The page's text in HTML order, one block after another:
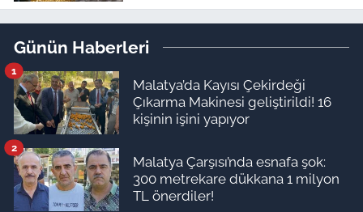
fiyatlarında tırmanış sürüyor
Günün Haberleri
Malatya’da Kayısı Çekirdeği
Çıkarma Makinesi geliştirildi! 16
kişinin işini yapıyor
1
Malatya Çarşısı’nda esnafa şok:
300 metrekare dükkana 1 milyon
TL önerdiler!
2